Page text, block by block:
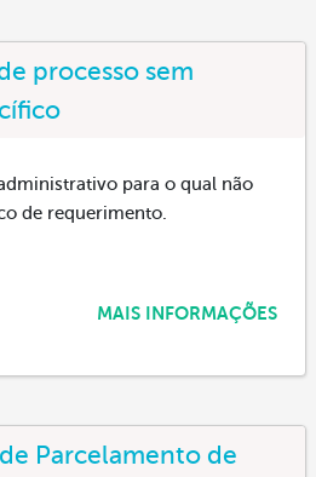
processo sem
para o qual não
de requerimento.
MAIS INFORMAÇÕES
Parcelamento de